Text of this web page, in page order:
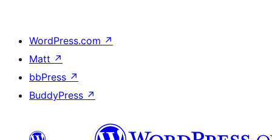
WordPress.com ↗
Matt ↗
bbPress ↗
BuddyPress ↗